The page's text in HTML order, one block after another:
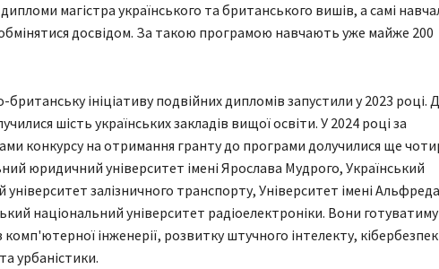
магістра українського та британського вишів, а самі
досвідом. За такою програмою навчають уже майже 200
британську ініціативу подвійних дипломів запустили у 2023 році.
шість українських закладів вищої освіти. У 2024 році за
конкурсу на отримання гранту до програми долучилися ще
юридичний університет імені Ярослава Мудрого, Український
залізничного транспорту, Університет імені
національний університет радіоелектроніки. Вони
комп'ютерної інженерії, розвитку штучного інтелекту,
урбаністики.